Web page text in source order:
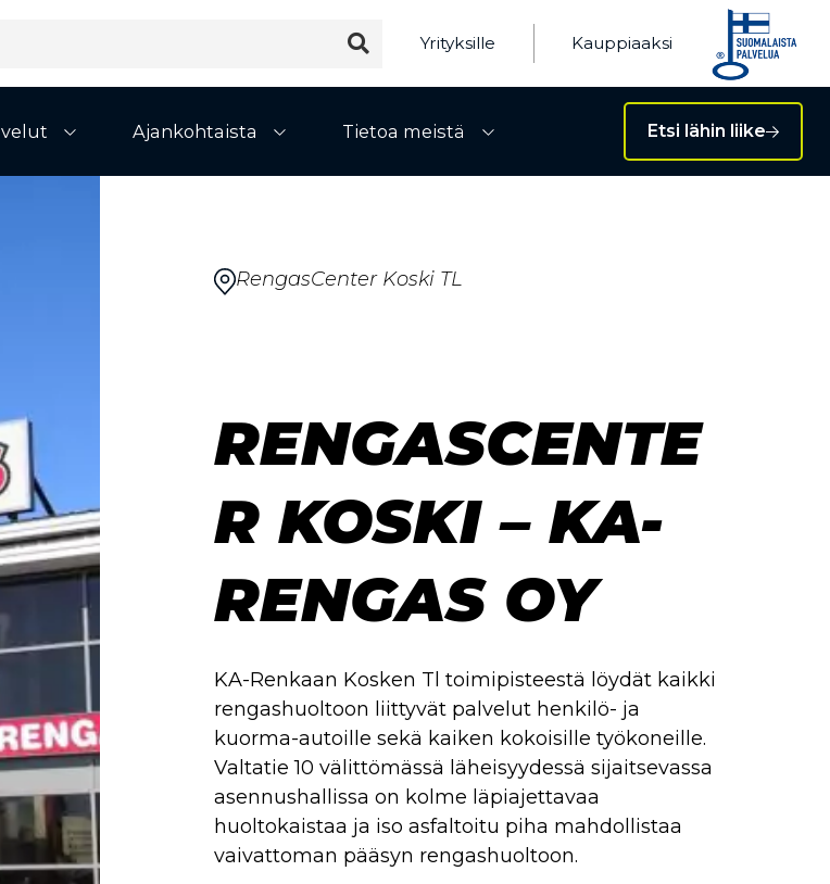
Yrityksille Kauppiaaksi
Avaa alivalikko
Ajankohtaista
Avaa alivalikko
Tietoa meistä Etsi lähin liike
RengasCenter Koski TL
RENGASCENTE
R KOSKI – KA-
RENGAS OY
KA-Renkaan Kosken Tl toimipisteestä löydät kaikki
rengashuoltoon liittyvät palvelut henkilö- ja
kuorma-autoille sekä kaiken kokoisille työkoneille.
Valtatie 10 välittömässä läheisyydessä sijaitsevassa
asennushallissa on kolme läpiajettavaa
huoltokaistaa ja iso asfaltoitu piha mahdollistaa
vaivattoman pääsyn rengashuoltoon.